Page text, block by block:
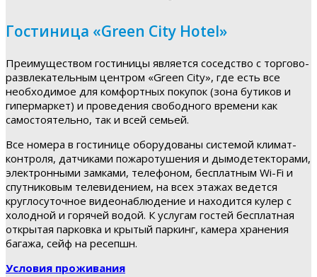
Гостиница «Green City Hotel»
Преимуществом гостиницы является соседство с торгово-
развлекательным центром «Green City», где есть все
необходимое для комфортных покупок (зона бутиков и
гипермаркет) и проведения свободного времени как
самостоятельно, так и всей семьей.
Все номера в гостинице оборудованы системой климат-
контроля, датчиками пожаротушения и дымодетекторами,
электронными замками, телефоном, бесплатным Wi-Fi и
спутниковым телевидением, на всех этажах ведется
круглосуточное видеонаблюдение и находится кулер с
холодной и горячей водой. К услугам гостей бесплатная
открытая парковка и крытый паркинг, камера хранения
багажа, сейф на ресепшн.
Условия проживания